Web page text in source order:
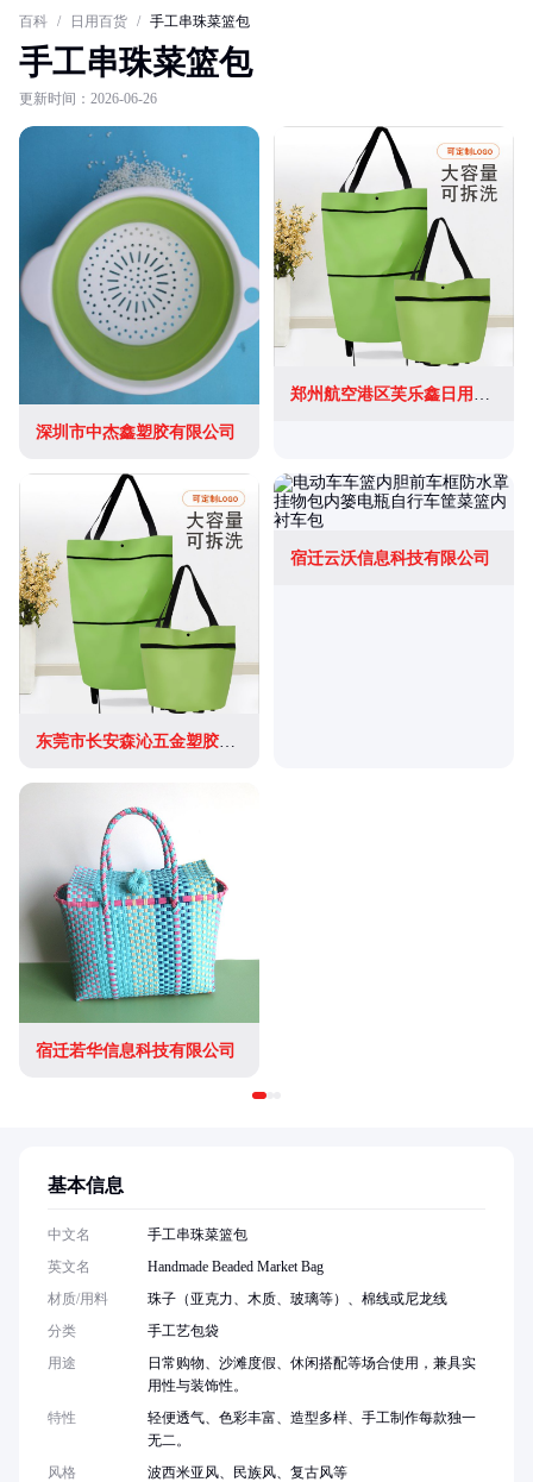
百科 / 日用百货 / 手工串珠菜篮包
手工串珠菜篮包
更新时间：2026-06-26
深圳市中杰鑫塑胶有限公司
郑州航空港区芙乐鑫日用百货店
东莞市长安森沁五金塑胶制品厂(个体工商户)
宿迁云沃信息科技有限公司
宿迁若华信息科技有限公司
基本信息
中文名
手工串珠菜篮包
英文名
Handmade Beaded Market Bag
材质/用料
珠子（亚克力、木质、玻璃等）、棉线或尼龙线
分类
手工艺包袋
用途
日常购物、沙滩度假、休闲搭配等场合使用，兼具实
用性与装饰性。
特性
轻便透气、色彩丰富、造型多样、手工制作每款独一
无二。
风格
波西米亚风、民族风、复古风等